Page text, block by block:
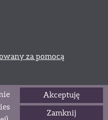
za pomocą
0
Akceptuję
Zamknij